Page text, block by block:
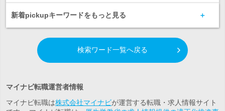
新着pickupキーワードをもっと見る
検索ワード一覧へ戻る
マイナビ転職運営者情報
マイナビ転職は株式会社マイナビが運営する転職・求人情報サイト